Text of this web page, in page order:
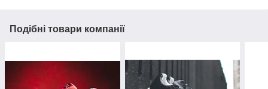
Подібні товари компанії